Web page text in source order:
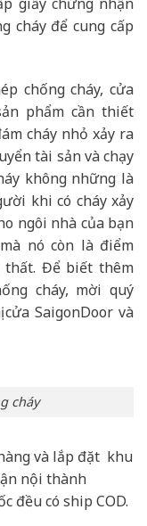
cháy để cung cấp
chống cháy, cửa
phẩm cần thiết
cháy nhỏ xảy ra
tài sản và chạy
không những là
khi có cháy xảy
ngôi nhà của bạn
nó còn là điểm
thất. Để biết thêm
cháy, mời quý
SaigonDoor và
cháy
và lắp đặt khu
nội thành
đều có ship COD.